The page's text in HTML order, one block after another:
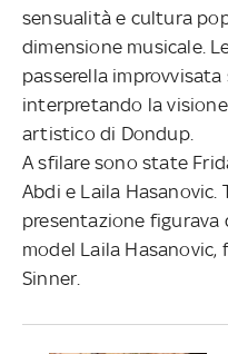
sensualità e cultura
dimensione musicale.
passerella
interpretando la
artistico di Dondup.
A sfilare sono state
Abdi e Laila
presentazione
model Laila
Sinner.